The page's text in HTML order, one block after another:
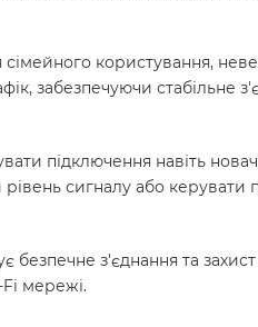
користування,
забезпечуючи стабільне
підключення навіть
сигналу або
безпечне з'єднання та
мережі.